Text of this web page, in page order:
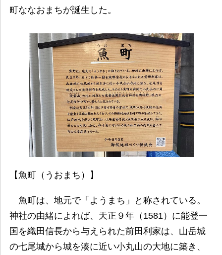
町ななおまちが誕生した。
【魚町（うおまち）】
魚町は、地元で「ようまち」と称されている。
神社の由緒によれば、天正９年（1581）に能登一
国を織田信長から与えられた前田利家は、山岳城
の七尾城から城を湊に近い小丸山の大地に築き、